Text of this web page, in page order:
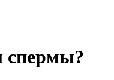
спермы?